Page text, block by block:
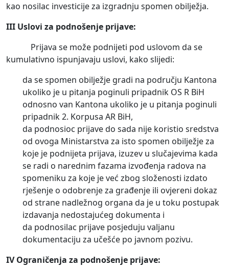
kao nosilac investicije za izgradnju spomen obilježja.
III Uslovi za podnošenje prijave:
Prijava se može podnijeti pod uslovom da se
kumulativno ispunjavaju uslovi, kako slijedi:
da se spomen obilježje gradi na području Kantona
ukoliko je u pitanja poginuli pripadnik OS R BiH
odnosno van Kantona ukoliko je u pitanja poginuli
pripadnik 2. Korpusa AR BiH,
da podnosioc prijave do sada nije koristio sredstva
od ovoga Ministarstva za isto spomen obilježje za
koje je podnijeta prijava, izuzev u slučajevima kada
se radi o narednim fazama izvođenja radova na
spomeniku za koje je već zbog složenosti izdato
rješenje o odobrenje za građenje ili ovjereni dokaz
od strane nadležnog organa da je u toku postupak
izdavanja nedostajućeg dokumenta i
da podnosilac prijave posjeduju valjanu
dokumentaciju za učešće po javnom pozivu.
IV Ograničenja za podnošenje prijave: